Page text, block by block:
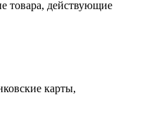
товара, действующие
карты,